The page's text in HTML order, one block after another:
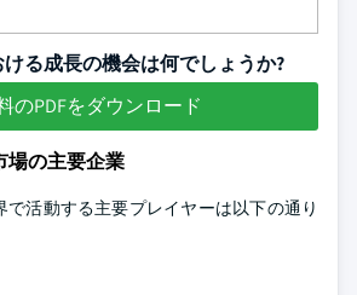
る成長の機会は何でしょうか?
のPDFをダウンロード
場の主要企業
で活動する主要プレイヤーは以下の通り